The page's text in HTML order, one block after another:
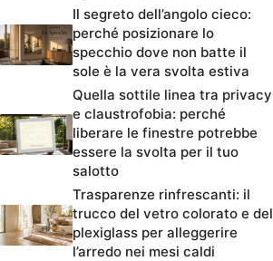
Il segreto dell’angolo cieco:
perché posizionare lo
specchio dove non batte il
sole è la vera svolta estiva
Quella sottile linea tra privacy
e claustrofobia: perché
liberare le finestre potrebbe
essere la svolta per il tuo
salotto
Trasparenze rinfrescanti: il
trucco del vetro colorato e del
plexiglass per alleggerire
l’arredo nei mesi caldi